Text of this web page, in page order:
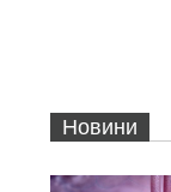
Новини